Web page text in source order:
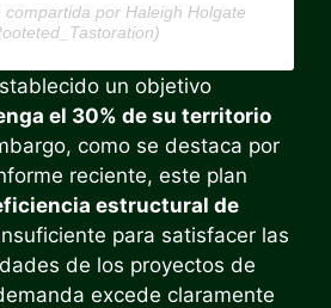
compartida por Haleigh Holgate
un objetivo
el 30% de su territorio
como se destaca por
reciente, este plan
estructural de
para satisfacer las
de los proyectos de
excede claramente